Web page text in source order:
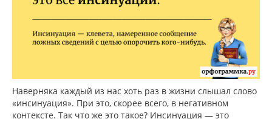
Наверняка каждый из нас хоть раз в жизни слышал слово
«инсинуация». При это, скорее всего, в негативном
контексте. Так что же это такое? Инсинуация — это